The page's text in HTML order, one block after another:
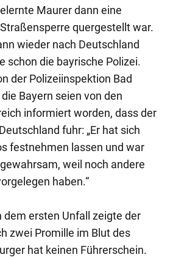
Maurer dann eine
quergestellt war.
wieder nach Deutschland
schon die bayrische Polizei.
der Polizeiinspektion Bad
Bayern seien von den
informiert worden, dass der
fuhr: „Er hat sich
festnehmen lassen und war
weil noch andere
haben.“
dem ersten Unfall zeigte der
zwei Promille im Blut des
hat keinen Führerschein.